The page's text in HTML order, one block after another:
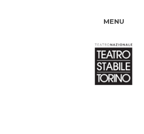
MENU